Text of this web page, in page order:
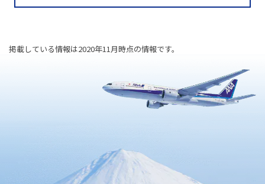
掲載している情報は2020年11月時点の情報です。